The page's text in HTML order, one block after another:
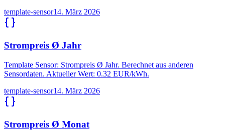
template-sensor14. März 2026
Strompreis Ø Jahr
Template Sensor: Strompreis Ø Jahr. Berechnet aus anderen
Sensordaten. Aktueller Wert: 0.32 EUR/kWh.
template-sensor14. März 2026
Strompreis Ø Monat